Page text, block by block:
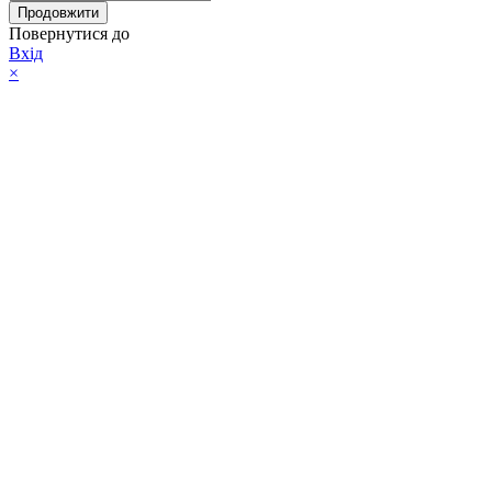
Продовжити
Повернутися до
Вхід
×